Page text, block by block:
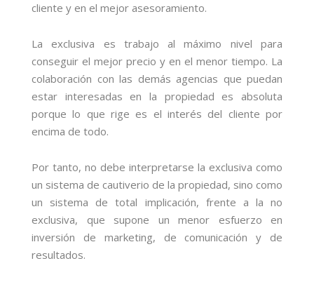
cliente y en el mejor asesoramiento.
La exclusiva es trabajo al máximo nivel para
conseguir el mejor precio y en el menor tiempo. La
colaboración con las demás agencias que puedan
estar interesadas en la propiedad es absoluta
porque lo que rige es el interés del cliente por
encima de todo.
Por tanto, no debe interpretarse la exclusiva como
un sistema de cautiverio de la propiedad, sino como
un sistema de total implicación, frente a la no
exclusiva, que supone un menor esfuerzo en
inversión de marketing, de comunicación y de
resultados.